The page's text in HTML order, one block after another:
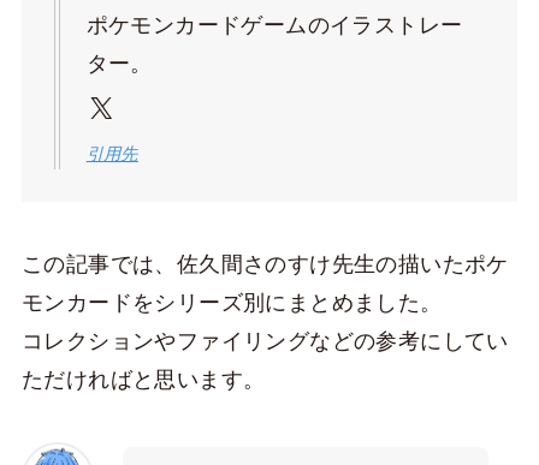
ポケモンカードゲームのイラストレー
ター。
X
引用先
この記事では、佐久間さのすけ先生の描いたポケ
モンカードをシリーズ別にまとめました。
コレクションやファイリングなどの参考にしてい
ただければと思います。